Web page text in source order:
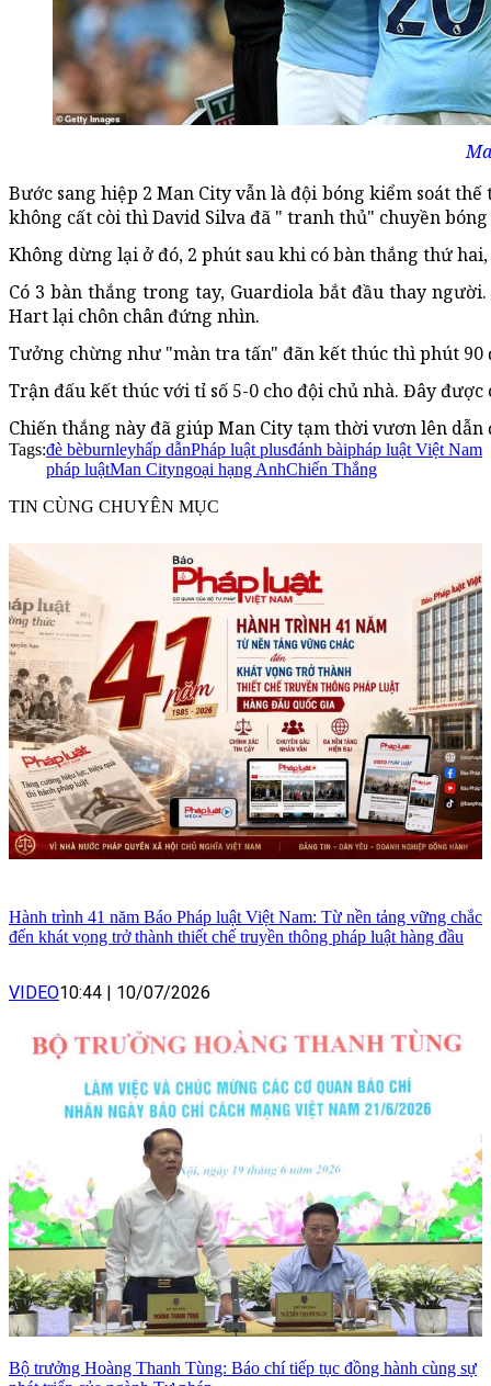
Bước sang hiệp 2 Man City vẫn là đội bóng kiểm soát
không cất còi thì David Silva đã " tranh thủ" chuyền
Không dừng lại ở đó, 2 phút sau khi có bàn thắng thứ
Có 3 bàn thắng trong tay, Guardiola bắt đầu thay
Hart lại chôn chân đứng nhìn.
Tưởng chừng như "màn tra tấn" đãn kết thúc thì phút 90
Trận đấu kết thúc với tỉ số 5-0 cho đội chủ nhà. Đây
Chiến thắng này đã giúp Man City tạm thời vươn lên
Tags:đè bèburnleyhấp dẫnPháp luật plusđánh bàipháp luật Việt Nam
pháp luậtMan Cityngoại hạng AnhChiến Thắng
TIN CÙNG CHUYÊN MỤC
Hành trình 41 năm Báo Pháp luật Việt Nam: Từ nền tảng vững chắc
đến khát vọng trở thành thiết chế truyền thông pháp luật hàng đầu
VIDEO10:44 | 10/07/2026
Bộ trưởng Hoàng Thanh Tùng: Báo chí tiếp tục đồng hành cùng sự